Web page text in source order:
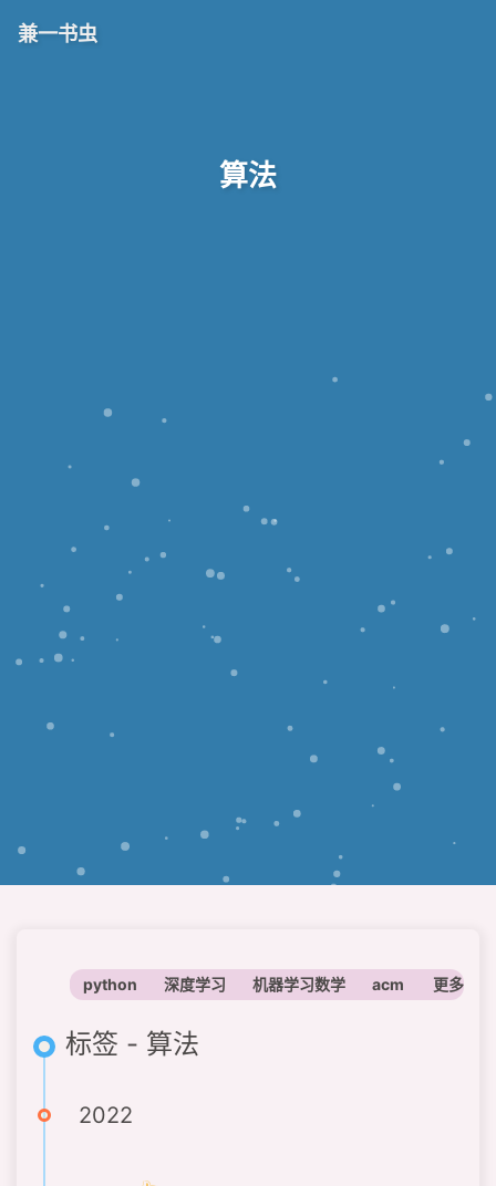
兼一书虫
算法
python 深度学习 机器学习数学 acm 神经网络
更多
标签 - 算法
2022